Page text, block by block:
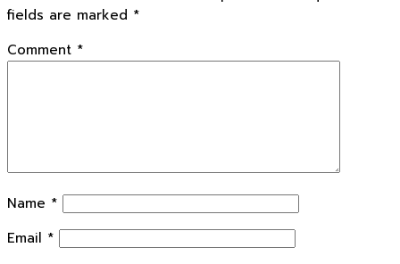
fields are marked *
Comment *
Name *
Email *